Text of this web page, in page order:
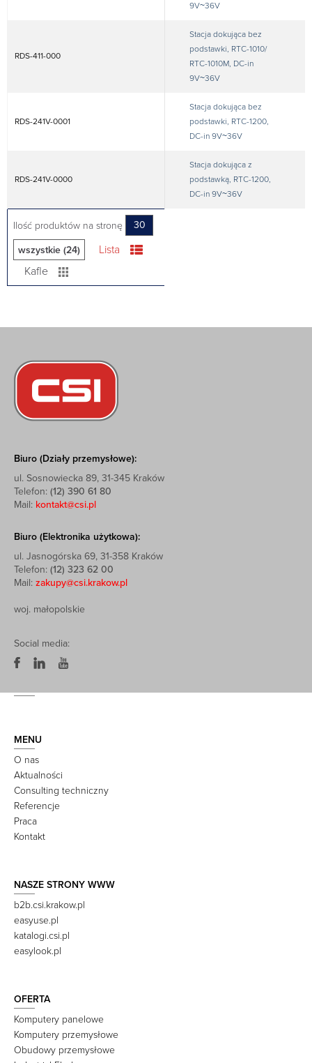
9V~36V
RDS-411-000
Stacja dokująca bez
podstawki, RTC-1010/
RTC-1010M, DC-in
9V~36V
RDS-241V-0001
Stacja dokująca bez
podstawki, RTC-1200,
DC-in 9V~36V
RDS-241V-0000
Stacja dokująca z
podstawką, RTC-1200,
DC-in 9V~36V
Ilość produktów na stronę 30
wszystkie (24)
Lista
Kafle
Biuro (Działy przemysłowe):
ul. Sosnowiecka 89, 31-345 Kraków
Telefon: (12) 390 61 80
Mail: kontakt@csi.pl
Biuro (Elektronika użytkowa):
ul. Jasnogórska 69, 31-358 Kraków
Telefon: (12) 323 62 00
Mail: zakupy@csi.krakow.pl
woj. małopolskie
Social media:
MENU
O nas
Aktualności
Consulting techniczny
Referencje
Praca
Kontakt
NASZE STRONY WWW
b2b.csi.krakow.pl
easyuse.pl
katalogi.csi.pl
easylook.pl
OFERTA
Komputery panelowe
Komputery przemysłowe
Obudowy przemysłowe